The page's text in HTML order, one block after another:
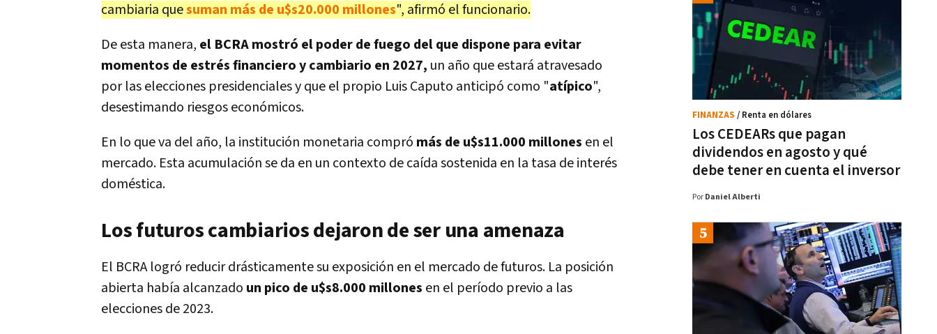
cambiaria quesuman más de u$s20.000 millones", afirmó el funcionario.
De esta manera, el BCRA mostró el poder de fuego del que dispone para evitar
momentos de estrés financiero y cambiario en 2027, un año que estará atravesado
por las elecciones presidenciales y que el propio Luis Caputo anticipó como "atípico",
desestimando riesgos económicos.
En lo que va del año, la institución monetaria compró más de u$s11.000 millones en el
mercado. Esta acumulación se da en un contexto de caída sostenida en la tasa de interés
doméstica.
Los futuros cambiarios dejaron de ser una amenaza
El BCRA logró reducir drásticamente su exposición en el mercado de futuros. La posición
abierta había alcanzado un pico de u$s8.000 millones en el período previo a las
elecciones de 2023.
Los CEDEARs que pagan
dividendos en agosto y qué
debe tener en cuenta el inversor
FINANZAS / Renta en dólares
Por Daniel Alberti